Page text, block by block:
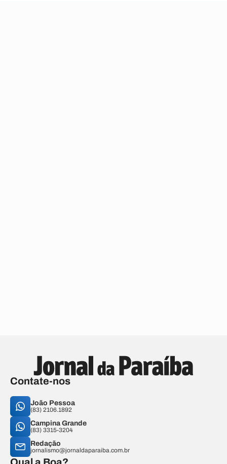
Contate-nos
João Pessoa
(83) 2106.1892
Campina Grande
(83) 3315-3204
Redação
jornalismo@jornaldaparaiba.com.br